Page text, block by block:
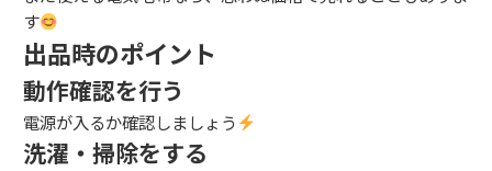
す
出品時のポイント
動作確認を行う
電源が入るか確認しましょう
洗濯・掃除をする